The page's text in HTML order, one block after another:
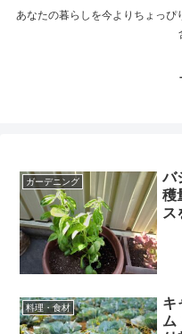
あなたの暮らしを今よりちょっ
ガーデニング
バ
穫
ス
料理・食材
キ
ム